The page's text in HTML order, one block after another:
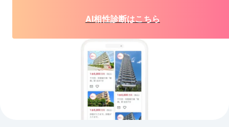
AI相性診断はこちら